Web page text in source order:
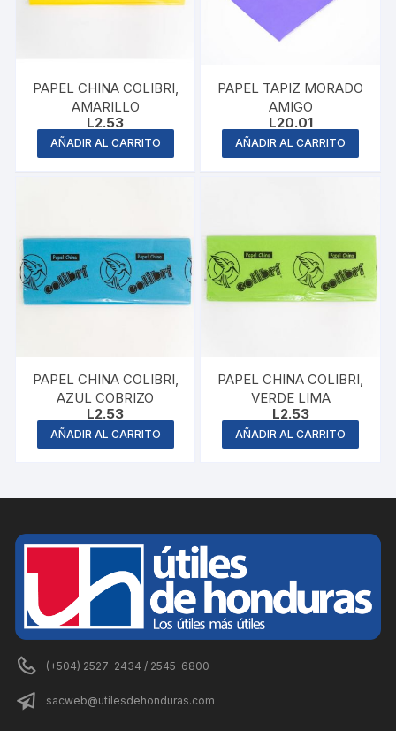
PAPEL CHINA COLIBRI,
AMARILLO
L2.53
AÑADIR AL CARRITO
PAPEL TAPIZ MORADO
AMIGO
L20.01
AÑADIR AL CARRITO
PAPEL CHINA COLIBRI,
AZUL COBRIZO
L2.53
AÑADIR AL CARRITO
PAPEL CHINA COLIBRI,
VERDE LIMA
L2.53
AÑADIR AL CARRITO
(+504) 2527-2434 / 2545-6800
sacweb@utilesdehonduras.com